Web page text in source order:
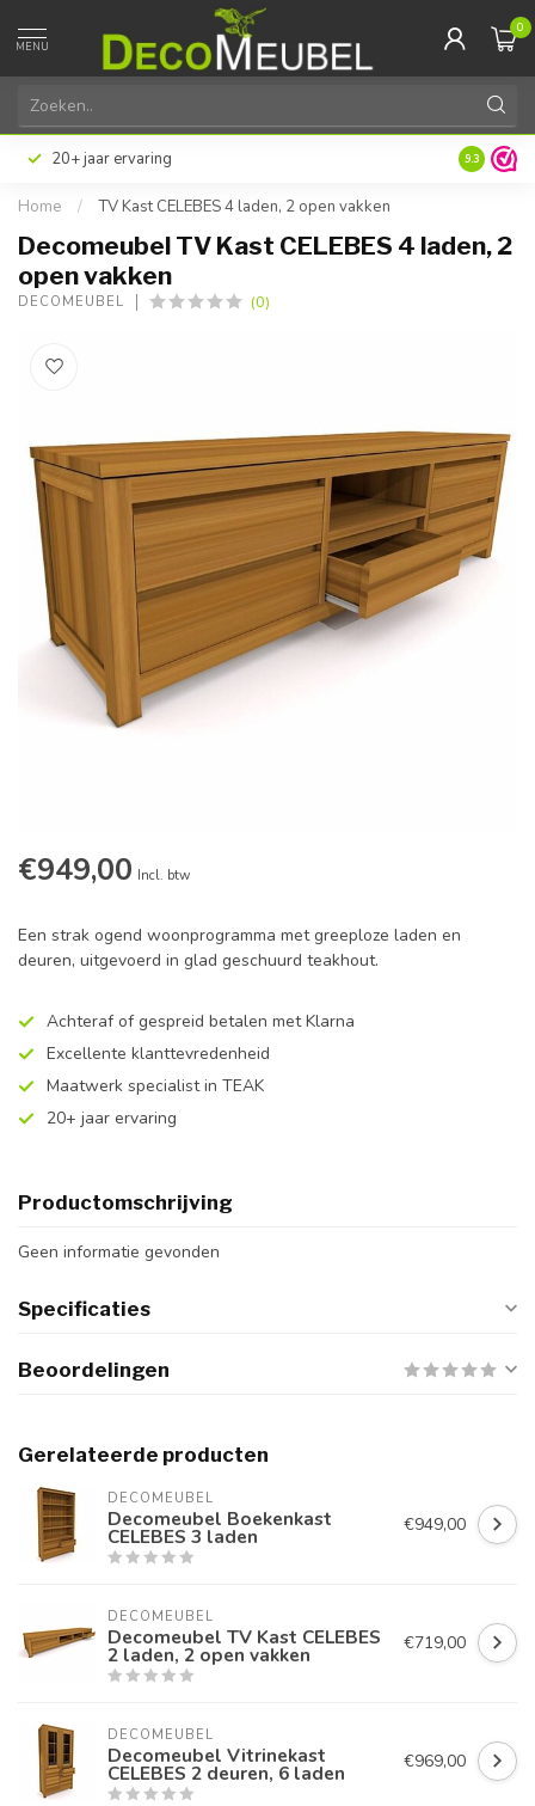
MENU
0
20+ jaar ervaring 9.3
Home / TV Kast CELEBES 4 laden, 2 open vakken
Decomeubel TV Kast CELEBES 4 laden, 2
open vakken
DECOMEUBEL (0)
€949,00 Incl. btw
Een strak ogend woonprogramma met greeploze laden en
deuren, uitgevoerd in glad geschuurd teakhout.
Achteraf of gespreid betalen met Klarna
Excellente klanttevredenheid
Maatwerk specialist in TEAK
20+ jaar ervaring
Productomschrijving
Geen informatie gevonden
Specificaties
Beoordelingen
Gerelateerde producten
DECOMEUBEL
Decomeubel Boekenkast
CELEBES 3 laden €949,00
DECOMEUBEL
Decomeubel TV Kast CELEBES
2 laden, 2 open vakken €719,00
DECOMEUBEL
Decomeubel Vitrinekast
CELEBES 2 deuren, 6 laden €969,00